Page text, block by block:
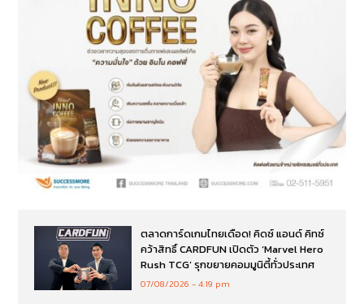
ตลาดการ์ดเกมไทยเดือด! คิดซ์ แอนด์ คิทซ์
คว้าสิทธิ์ CARDFUN เปิดตัว ‘Marvel Hero
Rush TCG’ รุกขยายคอมมูนิตี้ทั่วประเทศ
07/08/2026 4:19 pm